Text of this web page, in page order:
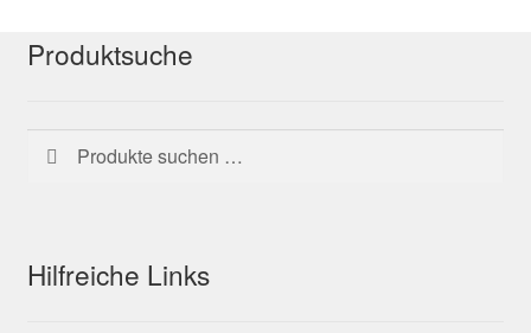
Produktsuche
Suchen
nach:
Suchen
Hilfreiche Links